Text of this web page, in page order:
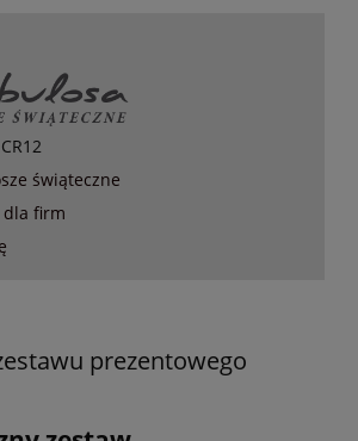
CR12
świąteczne
dla firm
prezentowego